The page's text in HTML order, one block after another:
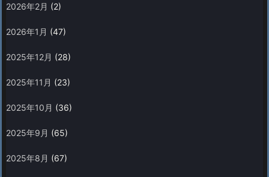
2026年2月 (2)
2026年1月 (47)
2025年12月 (28)
2025年11月 (23)
2025年10月 (36)
2025年9月 (65)
2025年8月 (67)